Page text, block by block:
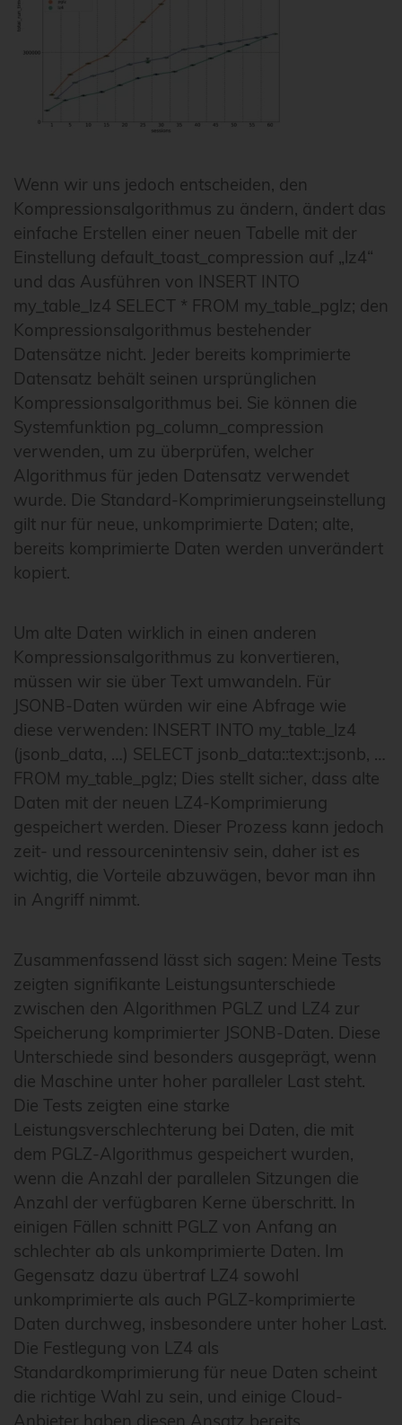
Wenn wir uns jedoch entscheiden, den
Kompressionsalgorithmus zu ändern, ändert das
einfache Erstellen einer neuen Tabelle mit der
Einstellung default_toast_compression auf „lz4“
und das Ausführen von INSERT INTO
my_table_lz4 SELECT * FROM my_table_pglz; den
Kompressionsalgorithmus bestehender
Datensätze nicht. Jeder bereits komprimierte
Datensatz behält seinen ursprünglichen
Kompressionsalgorithmus bei. Sie können die
Systemfunktion pg_column_compression
verwenden, um zu überprüfen, welcher
Algorithmus für jeden Datensatz verwendet
wurde. Die Standard-Komprimierungseinstellung
gilt nur für neue, unkomprimierte Daten; alte,
bereits komprimierte Daten werden unverändert
kopiert.
Um alte Daten wirklich in einen anderen
Kompressionsalgorithmus zu konvertieren,
müssen wir sie über Text umwandeln. Für
JSONB-Daten würden wir eine Abfrage wie
diese verwenden: INSERT INTO my_table_lz4
(jsonb_data, …) SELECT jsonb_data::text::jsonb, …
FROM my_table_pglz; Dies stellt sicher, dass alte
Daten mit der neuen LZ4-Komprimierung
gespeichert werden. Dieser Prozess kann jedoch
zeit- und ressourcenintensiv sein, daher ist es
wichtig, die Vorteile abzuwägen, bevor man ihn
in Angriff nimmt.
Zusammenfassend lässt sich sagen: Meine Tests
zeigten signifikante Leistungsunterschiede
zwischen den Algorithmen PGLZ und LZ4 zur
Speicherung komprimierter JSONB-Daten. Diese
Unterschiede sind besonders ausgeprägt, wenn
die Maschine unter hoher paralleler Last steht.
Die Tests zeigten eine starke
Leistungsverschlechterung bei Daten, die mit
dem PGLZ-Algorithmus gespeichert wurden,
wenn die Anzahl der parallelen Sitzungen die
Anzahl der verfügbaren Kerne überschritt. In
einigen Fällen schnitt PGLZ von Anfang an
schlechter ab als unkomprimierte Daten. Im
Gegensatz dazu übertraf LZ4 sowohl
unkomprimierte als auch PGLZ-komprimierte
Daten durchweg, insbesondere unter hoher Last.
Die Festlegung von LZ4 als
Standardkomprimierung für neue Daten scheint
die richtige Wahl zu sein, und einige Cloud-